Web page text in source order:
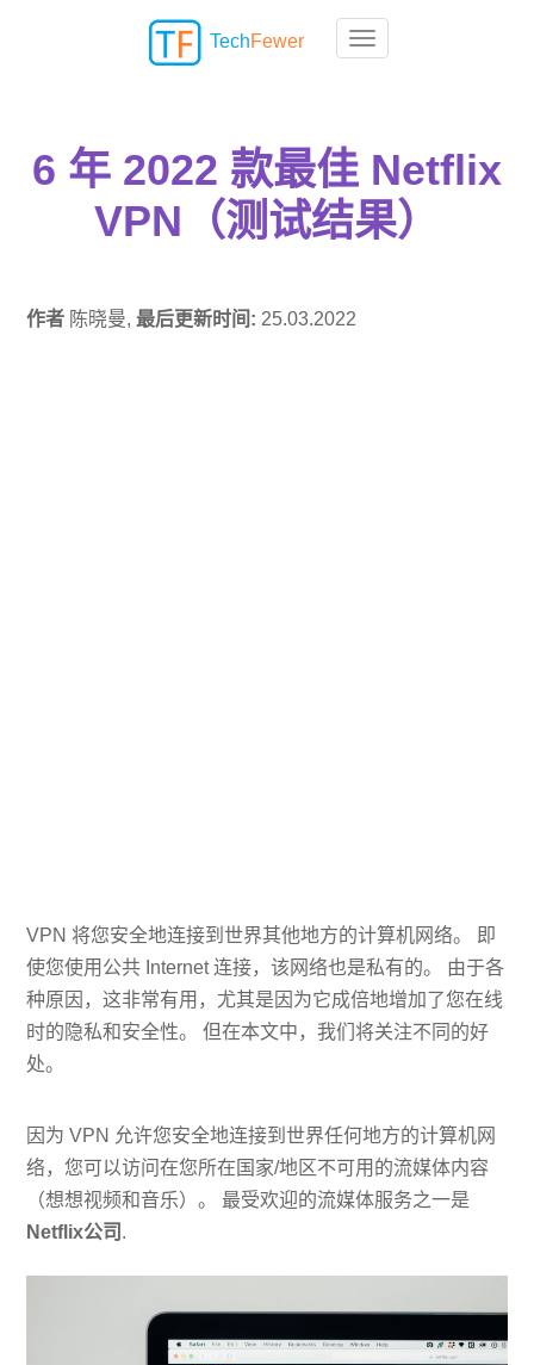
Toggle navigation
TechFewer
6 年 2022 款最佳 Netflix
VPN（测试结果）
作者 陈晓曼,最后更新时间: 25.03.2022
VPN 将您安全地连接到世界其他地方的计算机网络。 即
使您使用公共 Internet 连接，该网络也是私有的。 由于各
种原因，这非常有用，尤其是因为它成倍地增加了您在线
时的隐私和安全性。 但在本文中，我们将关注不同的好
处。
因为 VPN 允许您安全地连接到世界任何地方的计算机网
络，您可以访问在您所在国家/地区不可用的流媒体内容
（想想视频和音乐）。 最受欢迎的流媒体服务之一是
Netflix公司 .